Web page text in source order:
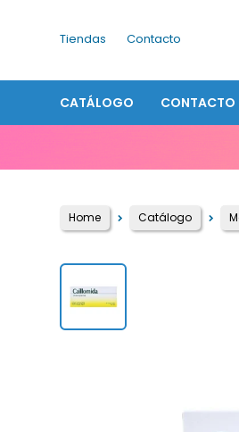
CATÁLOGO CONTACTO
Tiendas Contacto
Home Catálogo